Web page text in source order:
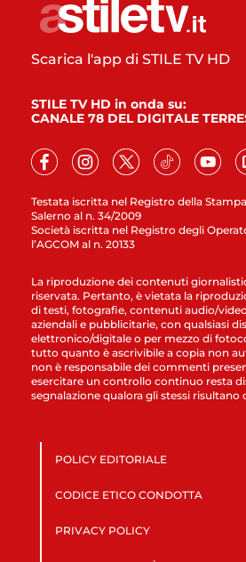
Testata iscritta nel Registro della
Salerno al n. 34/2009
Società iscritta nel Registro degli
l’AGCOM al n. 20133
Scarica l'app di STILE TV HD
STILE TV HD in onda su:
CANALE 78 DEL DIGITALE
La riproduzione dei contenuti
riservata. Pertanto, è vietata la
di testi, fotografie, contenuti audio/
aziendali e pubblicitarie, con qualsiasi
elettronico/digitale o per mezzo di
tutto quanto è ascrivibile a copia non
non è responsabile dei commenti
esercitare un controllo continuo resta
segnalazione qualora gli stessi risultano
POLICY EDITORIALE
CODICE ETICO CONDOTTA
PRIVACY POLICY